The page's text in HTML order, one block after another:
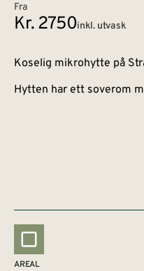
Fra
Kr. 2750inkl. utvask
Koselig mikrohytte på
Hytten har ett soverom
AREAL